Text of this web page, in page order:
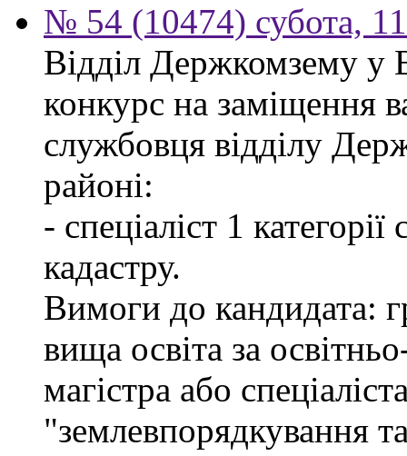
№ 54 (10474) субота,
Відділ Держкомзему у
конкурс на заміщення
службовця відділу
районі:
- спеціаліст 1
кадастру.
Вимоги до кандидата:
вища освіта за
магістра або
"землевпорядкування